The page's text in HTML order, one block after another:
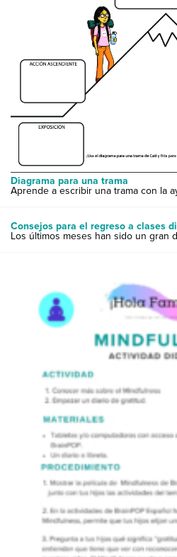
Diagrama para una trama
Aprende a escribir una trama con la
Consejos para el regreso a clases
Los últimos meses han sido un gran